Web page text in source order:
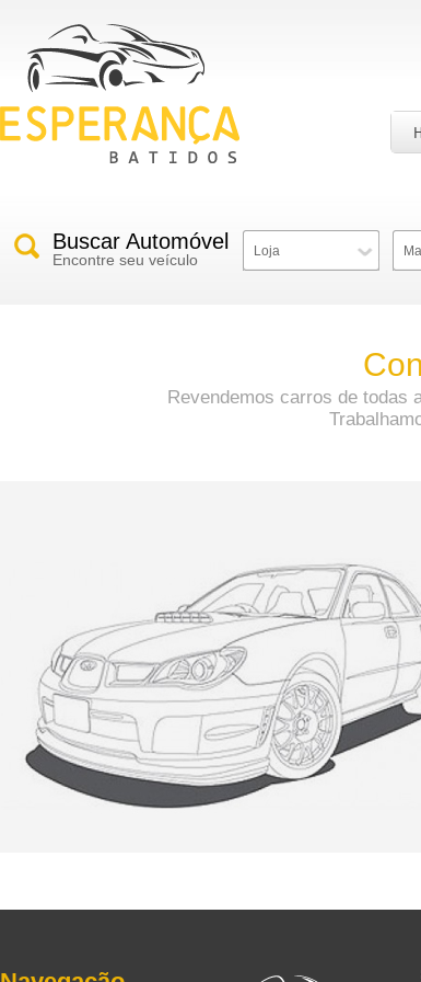
Buscar Automóvel
Encontre seu veículo Loja
Revendemos carros de todas